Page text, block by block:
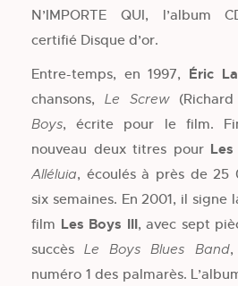
N’IMPORTE QUI, l’album
certifié Disque d’or.
Entre-temps, en 1997, Éric
chansons, Le Screw
Boys, écrite pour le film.
nouveau deux titres pour
Alléluia, écoulés à près de 25
six semaines. En 2001, il
film Les Boys III, avec sept
succèsLe Boys Blues Band,
numéro 1 des palmarès.